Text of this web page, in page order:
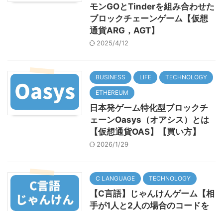
モンGOとTinderを組み合わせた
ブロックチェーンゲーム【仮想
通貨ARG，AGT】
2025/4/12
BUSINESS LIFE TECHNOLOGY
ETHEREUM
日本発ゲーム特化型ブロックチ
ェーンOasys（オアシス）とは
【仮想通貨OAS】【買い方】
2026/1/29
C LANGUAGE TECHNOLOGY
【C言語】じゃんけんゲーム【相
手が1人と2人の場合のコードを